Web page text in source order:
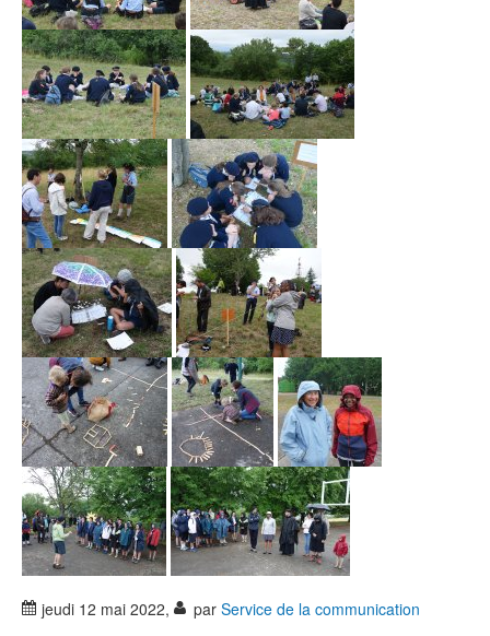
jeudi 12 mai 2022, par Service de la communication